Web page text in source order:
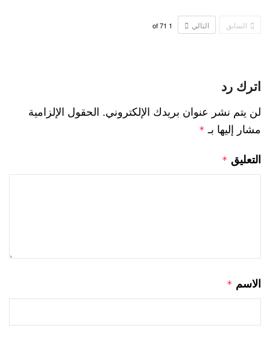
السابق التالي 1
71
اترك رد
لن يتم نشر عنوان بريدك الإلكتروني. الحقول الإلزامية
مشار إليها بـ *
التعليق *
الاسم *